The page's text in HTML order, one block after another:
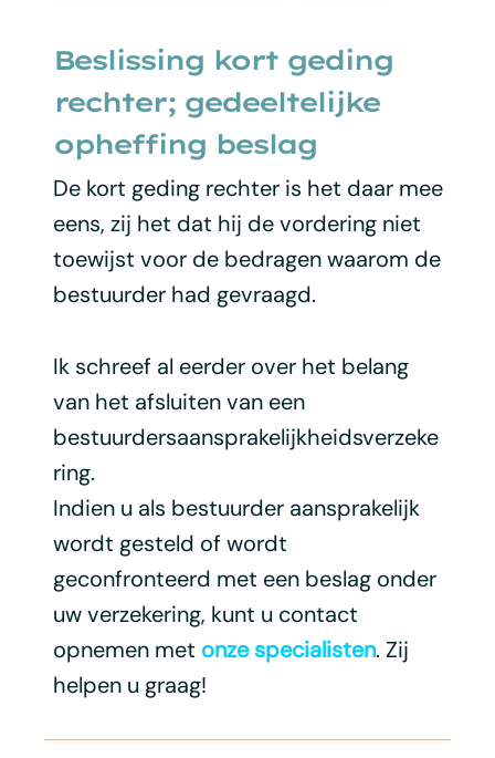
Beslissing kort geding
rechter; gedeeltelijke
opheffing beslag
De kort geding rechter is het daar mee
eens, zij het dat hij de vordering niet
toewijst voor de bedragen waarom de
bestuurder had gevraagd.
Ik schreef al eerder over het belang
van het afsluiten van een
bestuurdersaansprakelijkheidsverzeke
ring.
Indien u als bestuurder aansprakelijk
wordt gesteld of wordt
geconfronteerd met een beslag onder
uw verzekering, kunt u contact
opnemen met onze specialisten. Zij
helpen u graag!